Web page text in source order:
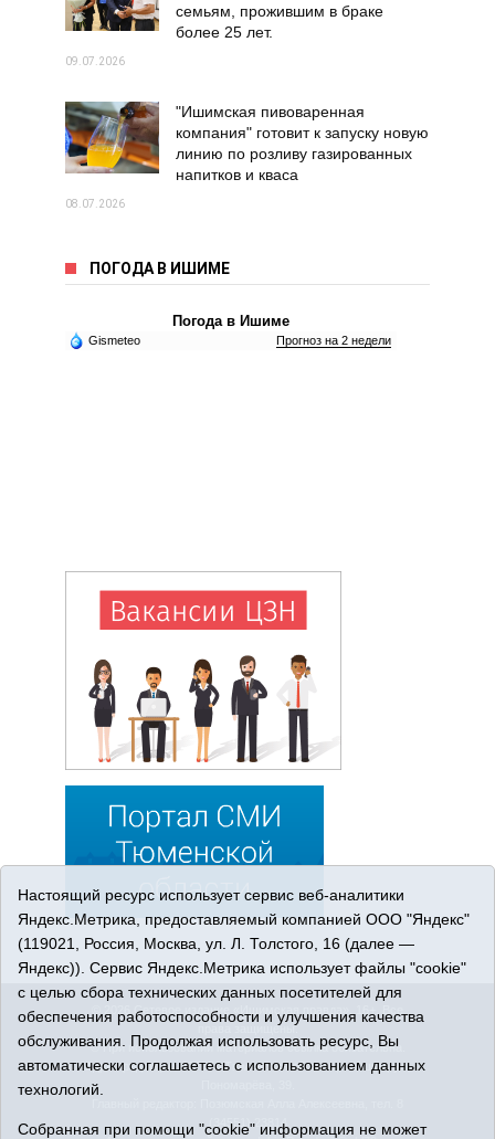
семьям, прожившим в браке
более 25 лет.
09.07.2026
"Ишимская пивоваренная
компания" готовит к запуску новую
линию по розливу газированных
напитков и кваса
08.07.2026
ПОГОДА В ИШИМЕ
Погода в Ишиме
Gismeteo Прогноз на 2 недели
© 2026 Сетевое издание «Ишимская правда». 16+. Все
права защищены.
© При использовании материалов ссылка обязательна.
Адрес редакции: 627750 Тюменская область, г. Ишим, ул.
(34551) 23814
Настоящий ресурс использует сервис веб-аналитики
Яндекс.Метрика, предоставляемый компанией ООО "Яндекс"
(119021, Россия, Москва, ул. Л. Толстого, 16 (далее —
Яндекс)). Сервис Яндекс.Метрика использует файлы "cookie"
с целью сбора технических данных посетителей для
обеспечения работоспособности и улучшения качества
обслуживания. Продолжая использовать ресурс, Вы
автоматически соглашаетесь с использованием данных
технологий.
Собранная при помощи "cookie" информация не может